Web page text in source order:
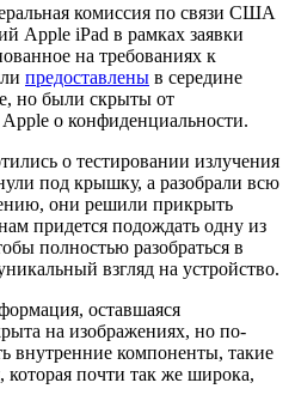
комиссия по связи США
Apple iPad в рамках заявки
на требованиях к
предоставлены в середине
но были скрыты от
о конфиденциальности.
о тестировании излучения
под крышку, а разобрали всю
они решили прикрыть
придется подождать одну из
полностью разобраться в
взгляд на устройство.
оставшаяся
на изображениях, но по-
внутренние компоненты, такие
которая почти так же широка,